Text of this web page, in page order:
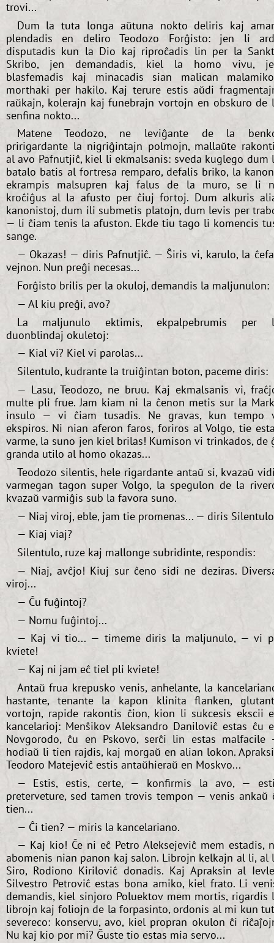
trovi...
Dum la tuta longa aŭtuna nokto deliris kaj
plendadis en deliro Teodozo Forĝisto: jen li
disputadis kun la Dio kaj riproĉadis lin per la
Skribo, jen demandadis, kiel la homo vivu,
blasfemadis kaj minacadis sian malican
morthaki per hakilo. Kaj terure estis aŭdi
raŭkajn, kolerajn kaj funebrajn vortojn en obskuro de
senfina nokto...
Matene Teodozo, ne leviĝante de la
pririgardante la nigriĝintajn polmojn, mallaŭte
al avo Pafnutjiĉ, kiel li ekmalsanis: sveda kuglego dum
batalo batis al fortresa remparo, defalis briko, la
ekrampis malsupren kaj falus de la muro, se li
kroĉiĝus al la afusto per ĉiuj fortoj. Dum alkuris
kanonistoj, dum ili submetis platojn, dum levis per
— li ĉiam tenis la afuston. Ekde tiu tago li komencis
sange.
— Okazas! — diris Pafnutjiĉ. — Ŝiris vi, karulo, la
vejnon. Nun preĝi necesas...
Forĝisto brilis per la okuloj, demandis la maljunulon:
— Al kiu preĝi, avo?
La maljunulo ektimis, ekpalpebrumis per
duonblindaj okuletoj:
— Kial vi? Kiel vi parolas...
Silentulo, kudrante la truiĝintan boton, paceme diris:
— Lasu, Teodozo, ne bruu. Kaj ekmalsanis vi,
multe pli frue. Jam kiam ni la ĉenon metis sur la
insulo — vi ĉiam tusadis. Ne gravas, kun tempo
ekspiros. Ni nian aferon faros, foriros al Volgo, tie
varme, la suno jen kiel brilas! Kumison vi trinkados, de
granda utilo al homo okazas...
Teodozo silentis, hele rigardante antaŭ si, kvazaŭ
varmegan tagon super Volgo, la spegulon de la
kvazaŭ varmiĝis sub la favora suno.
— Niaj viroj, eble, jam tie promenas... — diris
— Kiaj viaj?
Silentulo, ruze kaj mallonge subridinte, respondis:
— Niaj, avĉjo! Kiuj sur ĉeno sidi ne deziras.
viroj...
— Ĉu fuĝintoj?
— Nomu fuĝintoj...
— Kaj vi tio... — timeme diris la maljunulo, — vi
kviete!
— Kaj ni jam eĉ tiel pli kviete!
Antaŭ frua krepusko venis, anhelante, la
hastante, tenante la kapon klinita flanken,
vortojn, rapide rakontis ĉion, kion li sukcesis ekscii
kancelarioj: Menŝikov Aleksandro Daniloviĉ estas ĉu
Novgorodo, ĉu en Pskovo, serĉi lin estas malfacile
hodiaŭ li tien rajdis, kaj morgaŭ en alian lokon.
Teodoro Matejeviĉ estis antaŭhieraŭ en Moskvo...
— Estis, estis, certe, — konfirmis la avo, —
preterveture, sed tamen trovis tempon — venis ankaŭ
tien...
— Ĉi tien? — miris la kancelariano.
— Kaj kio! Ĉe ni eĉ Petro Aleksejeviĉ mem estadis,
abomenis nian panon kaj salon. Librojn kelkajn al li, al
Siro, Rodiono Kiriloviĉ donadis. Kaj Apraksin al
Silvestro Petroviĉ estas bona amiko, kiel frato. Li
demandis, kiel sinjoro Poluektov mem mortis, rigardis
librojn kaj foliojn de la forpasinto, ordonis al mi kun
severeco: konservu, avo, kiel propran okulon ĉi
Nu kaj kio por mi? Ĝuste tio estas mia servo...